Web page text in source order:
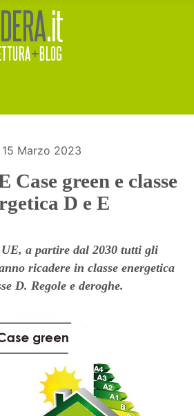
Marzo 2023
green e classe
D e E
a partire dal 2030 tutti gli
ricadere in classe energetica
D. Regole e deroghe.